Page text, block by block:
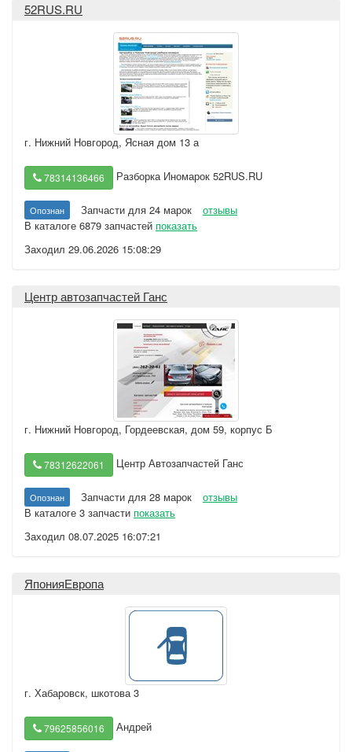
52RUS.RU
г. Нижний Новгород, Ясная дом 13 а
78314136466 Разборка Иномарок 52RUS.RU
Опознан Запчасти для 24 марок
отзывы
В каталоге 6879 запчастей показать
Заходил 29.06.2026 15:08:29
Центр автозапчастей Ганс
г. Нижний Новгород, Гордеевская, дом 59, корпус Б
78312622061 Центр Автозапчастей Ганс
Опознан Запчасти для 28 марок
отзывы
В каталоге 3 запчасти показать
Заходил 08.07.2025 16:07:21
ЯпонияЕвропа
г. Хабаровск, шкотова 3
79625856016 Андрей